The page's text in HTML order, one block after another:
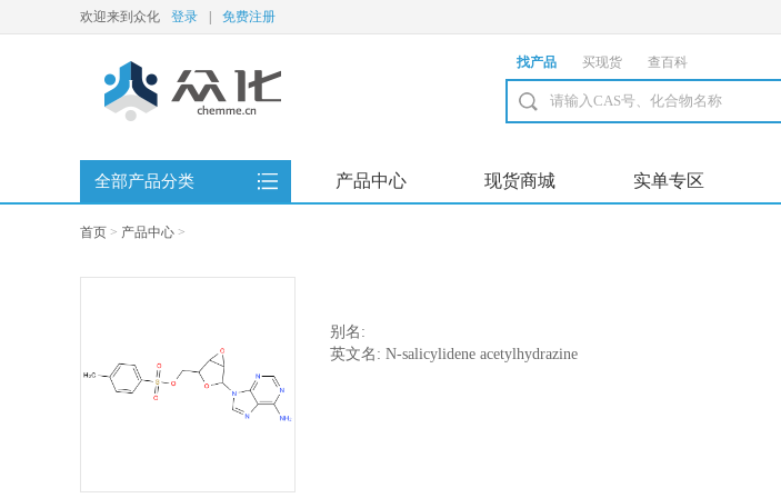
欢迎来到众化 登录 免费注册
找产品 买现货 查百科
全部产品分类 产品中心 现货商城 实单专区
首页 > 产品中心 >
别名:
英文名: N-salicylidene acetylhydrazine